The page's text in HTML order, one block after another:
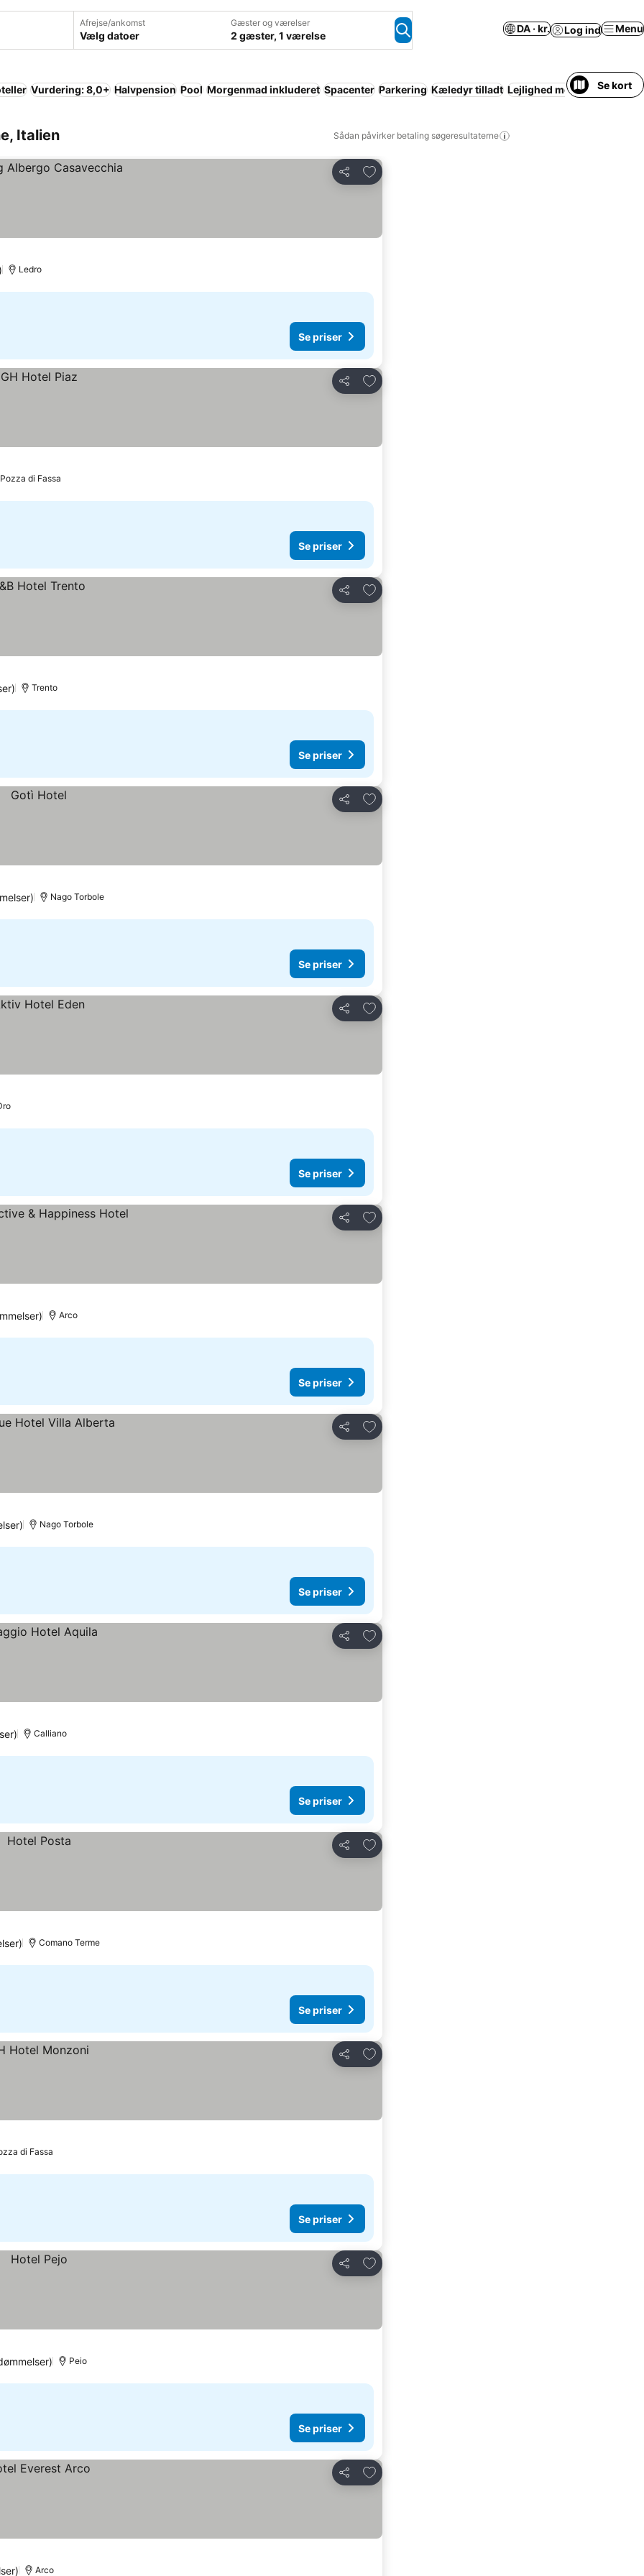
Afrejse/ankomst
Vælg datoer
Gæster og værelser
2 gæster, 1 værelse
DA · kr. Log ind Menu
Vurdering: 8,0+ Halvpension Pool Morgenmad inkluderet Spacenter Parkering Kæledyr tilladt Lejlighed med faciliteter
Se kort
Italien Sådan påvirker betaling søgeresultaterne
Del
Føj til favoritter
Ledro
Se priser
Del
Føj til favoritter
Pozza di Fassa
Se priser
Del
Føj til favoritter
Trento
Se priser
Del
Føj til favoritter
Nago Torbole
Se priser
Del
Føj til favoritter
Se priser
Del
Føj til favoritter
Arco
Se priser
Del
Føj til favoritter
Nago Torbole
Se priser
Del
Føj til favoritter
Calliano
Se priser
Del
Føj til favoritter
Comano Terme
Se priser
Del
Føj til favoritter
di Fassa
Se priser
Del
Føj til favoritter
Peio
Se priser
Del
Føj til favoritter
Arco